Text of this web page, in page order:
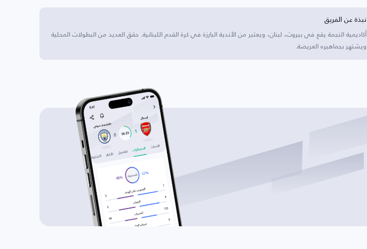
نبذة عن الفريق
أكاديمية النجمة يقع في بيروت، لبنان، ويعتبر من الأندية البارزة في كرة القدم اللبنانية. حقق العديد من البطولات المحلية
ويشتهر بجماهيره العريضة.